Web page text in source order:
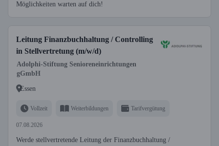
Möglichkeiten warten auf dich!
Leitung Finanzbuchhaltung / Controlling
in Stellvertretung (m/w/d)
Adolphi-Stiftung Senioreneinrichtungen
gGmbH
Essen
Vollzeit Weiterbildungen Tarifvergütung
07.08.2026
Werde stellvertretende Leitung der Finanzbuchhaltung /